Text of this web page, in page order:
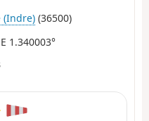
(Indre) (36500)
1.340003°